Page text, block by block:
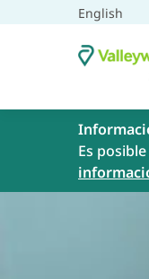
English
Es